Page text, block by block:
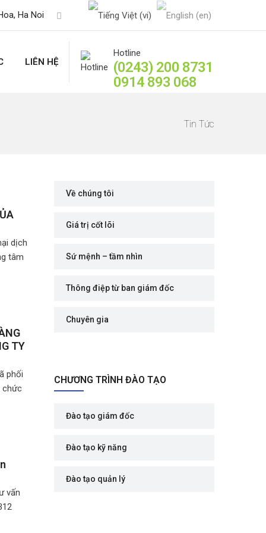
Ha Noi
LIÊN HỆ
Hotline
(0243) 200 8731
0914 893 068
Tin Tức
dịch
tâm
TY
phối
chức
vấn
Về chúng tôi
Giá trị cốt lõi
Sứ mệnh – tầm nhìn
Thông điệp từ ban giám đốc
Chuyên gia
CHƯƠNG TRÌNH ĐÀO TẠO
Đào tạo giám đốc
Đào tạo kỹ năng
Đào tạo quản lý